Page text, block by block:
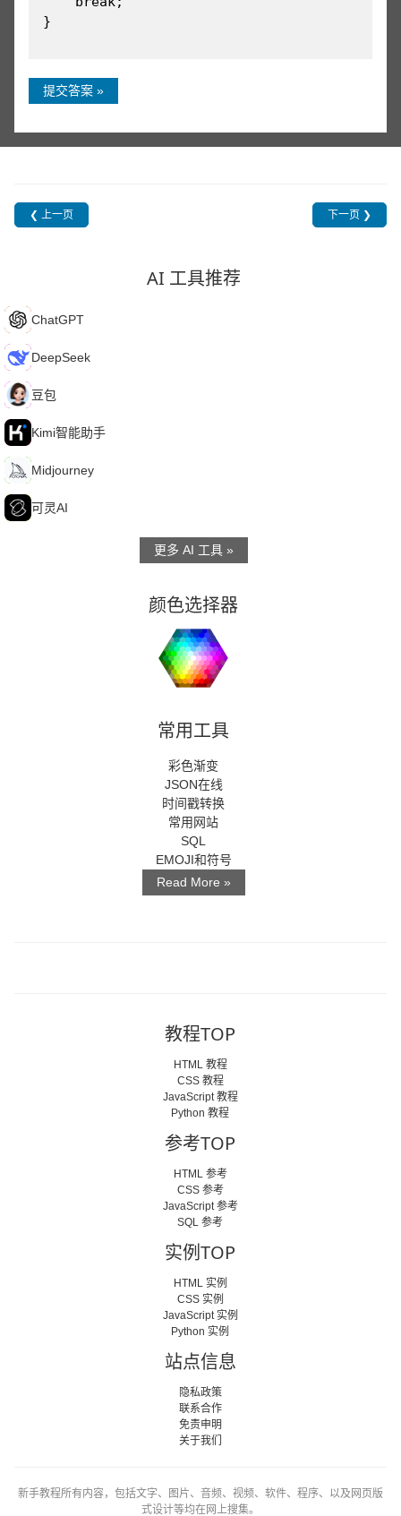
提交答案 »
❮ 上一页 下一页 ❯
AI 工具推荐
C ChatGPT
D DeepSeek
豆 豆包
K Kimi智能助手
M Midjourney
可 可灵AI
更多 AI 工具 »
颜色选择器
常用工具
彩色渐变
JSON在线
时间戳转换
常用网站
SQL
EMOJI和符号
Read More »
教程TOP
HTML 教程
CSS 教程
JavaScript 教程
Python 教程
参考TOP
HTML 参考
CSS 参考
JavaScript 参考
SQL 参考
实例TOP
HTML 实例
CSS 实例
JavaScript 实例
Python 实例
站点信息
隐私政策
联系合作
免责申明
关于我们
新手教程所有内容，包括文字、图片、音频、视频、软件、程序、以及网页版
式设计等均在网上搜集。